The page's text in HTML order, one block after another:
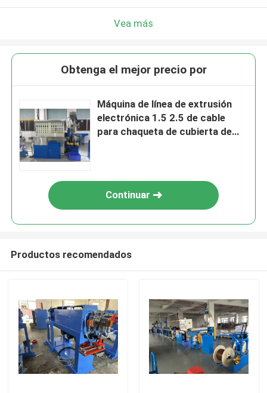
Vea más
Obtenga el mejor precio por
Máquina de línea de extrusión
electrónica 1.5 2.5 de cable
para chaqueta de cubierta de
Continuar
Productos recomendados